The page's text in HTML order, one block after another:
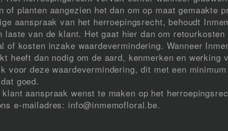
of planten aangezien het dan om op maat gemaakte
aanspraak van het herroepingsrecht, behoudt
laste van de klant. Het gaat hier dan om
of kosten inzake waardevermindering. Wanneer
heeft dan nodig om de aard, kenmerken en
voor deze waardevermindering, dit met een
goed.
klant aanspraak wenst te maken op het
e-mailadres: info@inmemofloral.be.